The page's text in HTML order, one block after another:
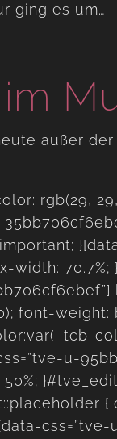
ging es um…
außer
rgb(29,
width: 70.7%;
font-weight:
u-
{
css=”tve-